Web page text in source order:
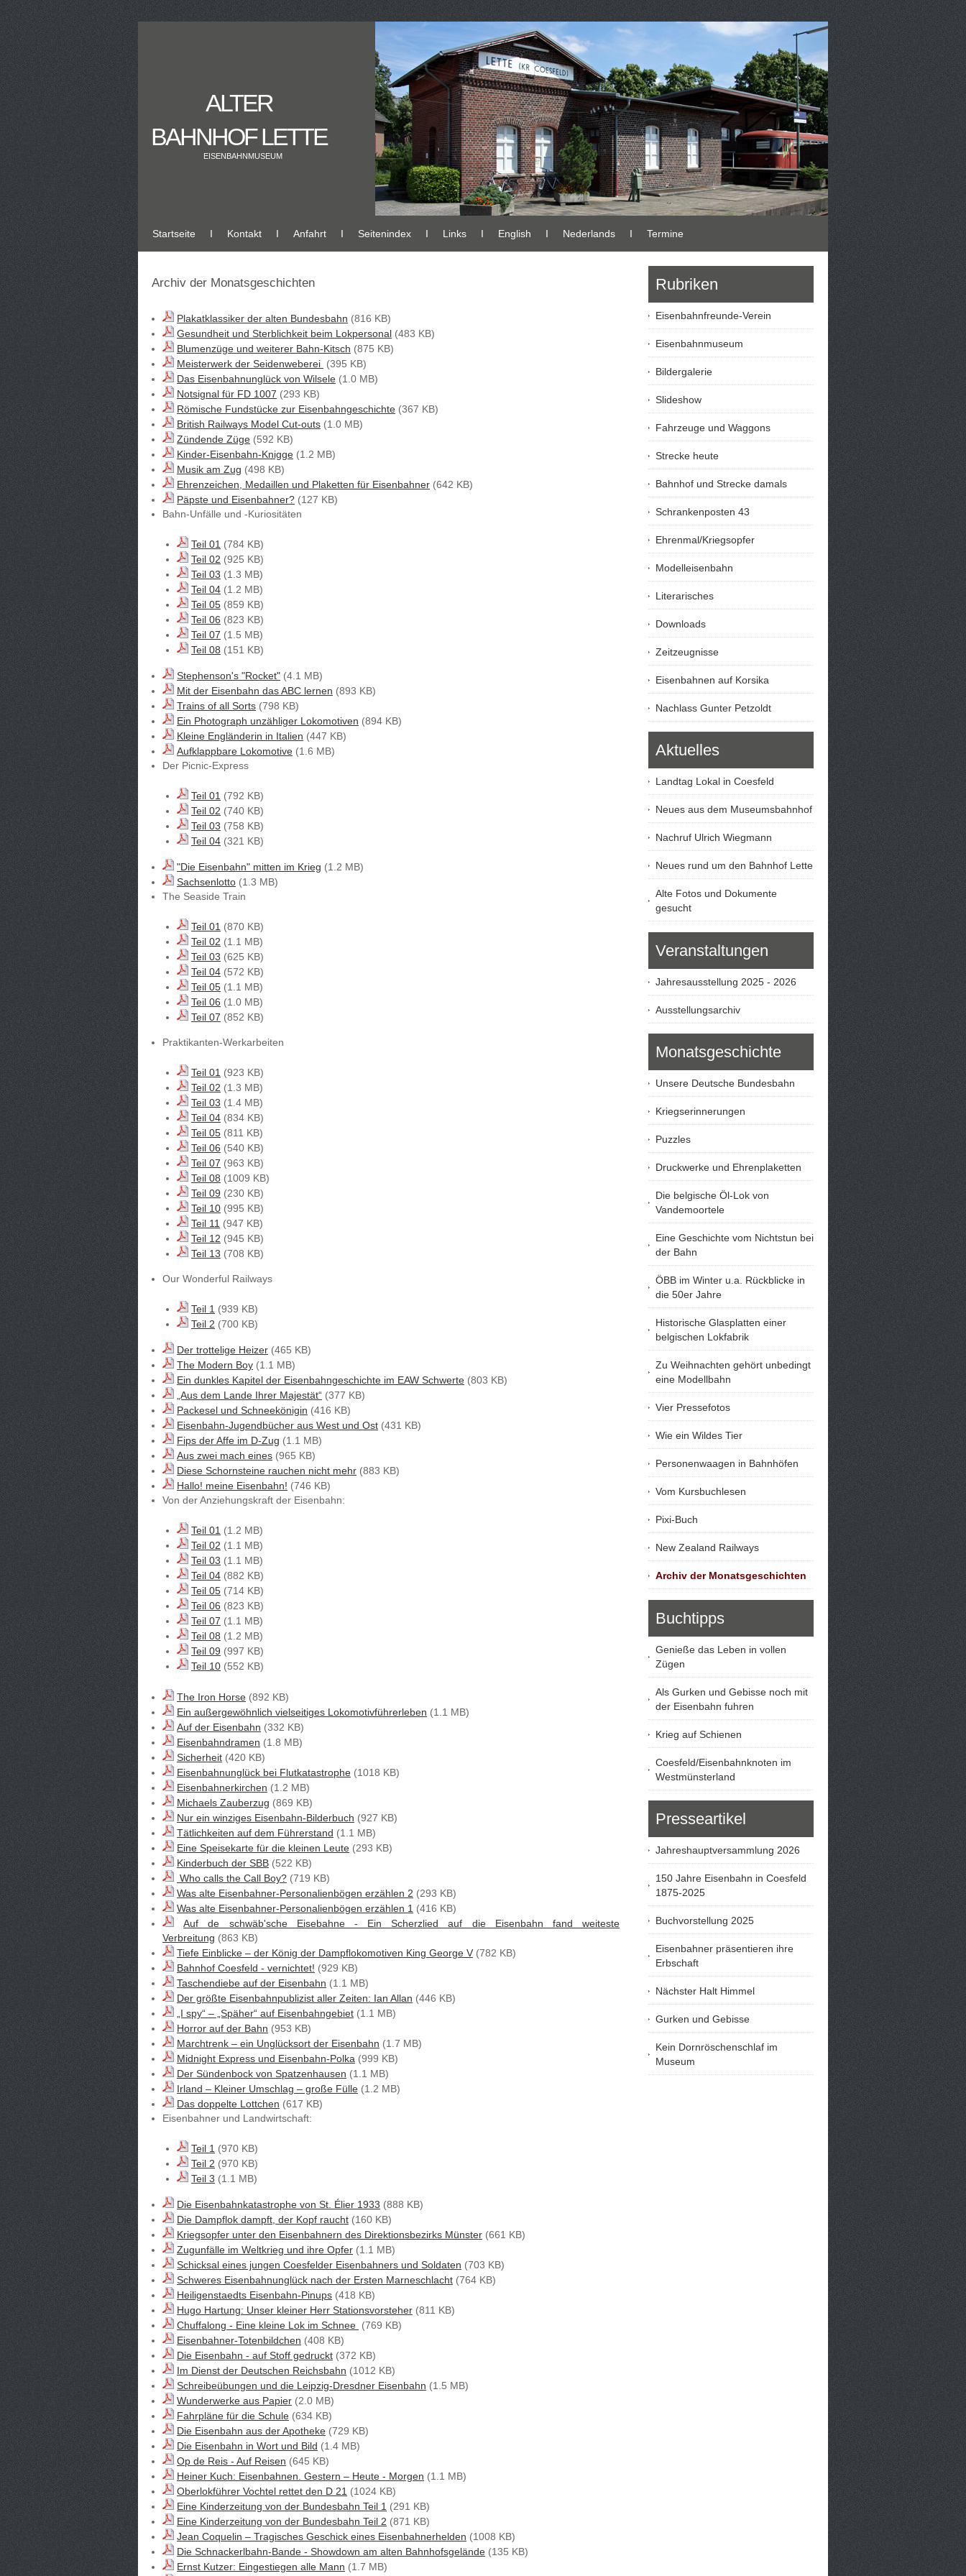
ALTER
BAHNHOF LETTE
EISENBAHNMUSEUM
Startseite Ι Kontakt Ι Anfahrt Ι Seitenindex Ι Links Ι English Ι Nederlands Ι Termine
Rubriken
Eisenbahnfreunde-Verein
Eisenbahnmuseum
Bildergalerie
Slideshow
Fahrzeuge und Waggons
Strecke heute
Bahnhof und Strecke damals
Schrankenposten 43
Ehrenmal/Kriegsopfer
Modelleisenbahn
Literarisches
Downloads
Zeitzeugnisse
Eisenbahnen auf Korsika
Nachlass Gunter Petzoldt
Aktuelles
Landtag Lokal in Coesfeld
Neues aus dem Museumsbahnhof
Nachruf Ulrich Wiegmann
Neues rund um den Bahnhof Lette
Alte Fotos und Dokumente
gesucht
Veranstaltungen
Jahresausstellung 2025 - 2026
Ausstellungsarchiv
Monatsgeschichte
Unsere Deutsche Bundesbahn
Kriegserinnerungen
Puzzles
Druckwerke und Ehrenplaketten
Die belgische Öl-Lok von
Vandemoortele
Eine Geschichte vom Nichtstun bei
der Bahn
ÖBB im Winter u.a. Rückblicke in
die 50er Jahre
Historische Glasplatten einer
belgischen Lokfabrik
Zu Weihnachten gehört unbedingt
eine Modellbahn
Vier Pressefotos
Wie ein Wildes Tier
Personenwaagen in Bahnhöfen
Vom Kursbuchlesen
Pixi-Buch
New Zealand Railways
Archiv der Monatsgeschichten
Buchtipps
Genieße das Leben in vollen
Zügen
Als Gurken und Gebisse noch mit
der Eisenbahn fuhren
Krieg auf Schienen
Coesfeld/Eisenbahnknoten im
Westmünsterland
Presseartikel
Jahreshauptversammlung 2026
150 Jahre Eisenbahn in Coesfeld
1875-2025
Buchvorstellung 2025
Eisenbahner präsentieren ihre
Erbschaft
Nächster Halt Himmel
Gurken und Gebisse
Kein Dornröschenschlaf im
Museum
Archiv der Monatsgeschichten
Plakatklassiker der alten Bundesbahn (816 KB)
Gesundheit und Sterblichkeit beim Lokpersonal (483 KB)
Blumenzüge und weiterer Bahn-Kitsch (875 KB)
Meisterwerk der Seidenweberei (395 KB)
Das Eisenbahnunglück von Wilsele (1.0 MB)
Notsignal für FD 1007 (293 KB)
Römische Fundstücke zur Eisenbahngeschichte (367 KB)
British Railways Model Cut-outs (1.0 MB)
Zündende Züge (592 KB)
Kinder-Eisenbahn-Knigge (1.2 MB)
Musik am Zug (498 KB)
Ehrenzeichen, Medaillen und Plaketten für Eisenbahner (642 KB)
Päpste und Eisenbahner? (127 KB)
Bahn-Unfälle und -Kuriositäten
Teil 01 (784 KB)
Teil 02 (925 KB)
Teil 03 (1.3 MB)
Teil 04 (1.2 MB)
Teil 05 (859 KB)
Teil 06 (823 KB)
Teil 07 (1.5 MB)
Teil 08 (151 KB)
Stephenson's "Rocket" (4.1 MB)
Mit der Eisenbahn das ABC lernen (893 KB)
Trains of all Sorts (798 KB)
Ein Photograph unzähliger Lokomotiven (894 KB)
Kleine Engländerin in Italien (447 KB)
Aufklappbare Lokomotive (1.6 MB)
Der Picnic-Express
Teil 01 (792 KB)
Teil 02 (740 KB)
Teil 03 (758 KB)
Teil 04 (321 KB)
"Die Eisenbahn" mitten im Krieg (1.2 MB)
Sachsenlotto (1.3 MB)
The Seaside Train
Teil 01 (870 KB)
Teil 02 (1.1 MB)
Teil 03 (625 KB)
Teil 04 (572 KB)
Teil 05 (1.1 MB)
Teil 06 (1.0 MB)
Teil 07 (852 KB)
Praktikanten-Werkarbeiten
Teil 01 (923 KB)
Teil 02 (1.3 MB)
Teil 03 (1.4 MB)
Teil 04 (834 KB)
Teil 05 (811 KB)
Teil 06 (540 KB)
Teil 07 (963 KB)
Teil 08 (1009 KB)
Teil 09 (230 KB)
Teil 10 (995 KB)
Teil 11 (947 KB)
Teil 12 (945 KB)
Teil 13 (708 KB)
Our Wonderful Railways
Teil 1 (939 KB)
Teil 2 (700 KB)
Der trottelige Heizer (465 KB)
The Modern Boy (1.1 MB)
Ein dunkles Kapitel der Eisenbahngeschichte im EAW Schwerte (803 KB)
„Aus dem Lande Ihrer Majestät“ (377 KB)
Packesel und Schneekönigin (416 KB)
Eisenbahn-Jugendbücher aus West und Ost (431 KB)
Fips der Affe im D-Zug (1.1 MB)
Aus zwei mach eines (965 KB)
Diese Schornsteine rauchen nicht mehr (883 KB)
Hallo! meine Eisenbahn! (746 KB)
Von der Anziehungskraft der Eisenbahn:
Teil 01 (1.2 MB)
Teil 02 (1.1 MB)
Teil 03 (1.1 MB)
Teil 04 (882 KB)
Teil 05 (714 KB)
Teil 06 (823 KB)
Teil 07 (1.1 MB)
Teil 08 (1.2 MB)
Teil 09 (997 KB)
Teil 10 (552 KB)
The Iron Horse (892 KB)
Ein außergewöhnlich vielseitiges Lokomotivführerleben (1.1 MB)
Auf der Eisenbahn (332 KB)
Eisenbahndramen (1.8 MB)
Sicherheit (420 KB)
Eisenbahnunglück bei Flutkatastrophe (1018 KB)
Eisenbahnerkirchen (1.2 MB)
Michaels Zauberzug (869 KB)
Nur ein winziges Eisenbahn-Bilderbuch (927 KB)
Tätlichkeiten auf dem Führerstand (1.1 MB)
Eine Speisekarte für die kleinen Leute (293 KB)
Kinderbuch der SBB (522 KB)
Who calls the Call Boy? (719 KB)
Was alte Eisenbahner-Personalienbögen erzählen 2 (293 KB)
Was alte Eisenbahner-Personalienbögen erzählen 1 (416 KB)
Auf de schwäb'sche Eisebahne - Ein Scherzlied auf die Eisenbahn fand weiteste
Verbreitung (863 KB)
Tiefe Einblicke – der König der Dampflokomotiven King George V (782 KB)
Bahnhof Coesfeld - vernichtet! (929 KB)
Taschendiebe auf der Eisenbahn (1.1 MB)
Der größte Eisenbahnpublizist aller Zeiten: Ian Allan (446 KB)
„I spy“ – „Späher“ auf Eisenbahngebiet (1.1 MB)
Horror auf der Bahn (953 KB)
Marchtrenk – ein Unglücksort der Eisenbahn (1.7 MB)
Midnight Express und Eisenbahn-Polka (999 KB)
Der Sündenbock von Spatzenhausen (1.1 MB)
Irland – Kleiner Umschlag – große Fülle (1.2 MB)
Das doppelte Lottchen (617 KB)
Eisenbahner und Landwirtschaft:
Teil 1 (970 KB)
Teil 2 (970 KB)
Teil 3 (1.1 MB)
Die Eisenbahnkatastrophe von St. Élier 1933 (888 KB)
Die Dampflok dampft, der Kopf raucht (160 KB)
Kriegsopfer unter den Eisenbahnern des Direktionsbezirks Münster (661 KB)
Zugunfälle im Weltkrieg und ihre Opfer (1.1 MB)
Schicksal eines jungen Coesfelder Eisenbahners und Soldaten (703 KB)
Schweres Eisenbahnunglück nach der Ersten Marneschlacht (764 KB)
Heiligenstaedts Eisenbahn-Pinups (418 KB)
Hugo Hartung: Unser kleiner Herr Stationsvorsteher (811 KB)
Chuffalong - Eine kleine Lok im Schnee (769 KB)
Eisenbahner-Totenbildchen (408 KB)
Die Eisenbahn - auf Stoff gedruckt (372 KB)
Im Dienst der Deutschen Reichsbahn (1012 KB)
Schreibeübungen und die Leipzig-Dresdner Eisenbahn (1.5 MB)
Wunderwerke aus Papier (2.0 MB)
Fahrpläne für die Schule (634 KB)
Die Eisenbahn aus der Apotheke (729 KB)
Die Eisenbahn in Wort und Bild (1.4 MB)
Op de Reis - Auf Reisen (645 KB)
Heiner Kuch: Eisenbahnen. Gestern – Heute - Morgen (1.1 MB)
Oberlokführer Vochtel rettet den D 21 (1024 KB)
Eine Kinderzeitung von der Bundesbahn Teil 1 (291 KB)
Eine Kinderzeitung von der Bundesbahn Teil 2 (871 KB)
Jean Coquelin – Tragisches Geschick eines Eisenbahnerhelden (1008 KB)
Die Schnackerlbahn-Bande - Showdown am alten Bahnhofsgelände (135 KB)
Ernst Kutzer: Eingestiegen alle Mann (1.7 MB)